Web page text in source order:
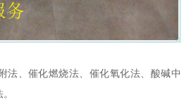
法、催化燃烧法、催化氧化法、酸碱中